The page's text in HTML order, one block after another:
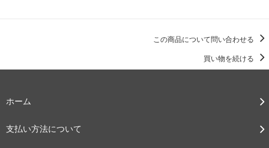
この商品について問い合わせる
買い物を続ける
ホーム
支払い方法について